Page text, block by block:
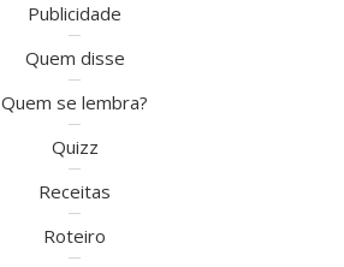
Publicidade
Quem disse
Quem se lembra?
Quizz
Receitas
Roteiro